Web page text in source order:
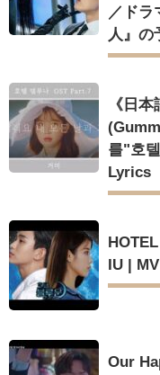
／ドラ
人』の
《日
를"호
Lyrics
IU | MV
Our